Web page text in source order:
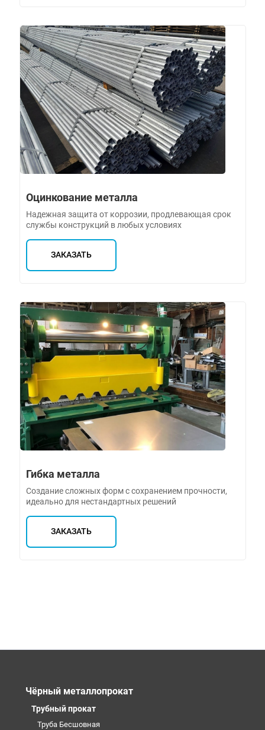
Оцинкование металла
Надежная защита от коррозии, продлевающая срок
службы конструкций в любых условиях
ЗАКАЗАТЬ
Гибка металла
Создание сложных форм с сохранением прочности,
идеально для нестандартных решений
ЗАКАЗАТЬ
Чёрный металлопрокат
Трубный прокат
Труба Бесшовная